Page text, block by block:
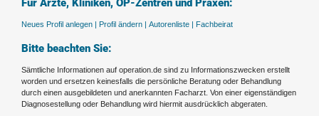
Für Ärzte, Kliniken, OP-Zentren und Praxen:
Neues Profil anlegen | Profil ändern | Autorenliste | Fachbeirat
Bitte beachten Sie:
Sämtliche Informationen auf operation.de sind zu Informationszwecken erstellt
worden und ersetzen keinesfalls die persönliche Beratung oder Behandlung
durch einen ausgebildeten und anerkannten Facharzt. Von einer eigenständigen
Diagnosestellung oder Behandlung wird hiermit ausdrücklich abgeraten.